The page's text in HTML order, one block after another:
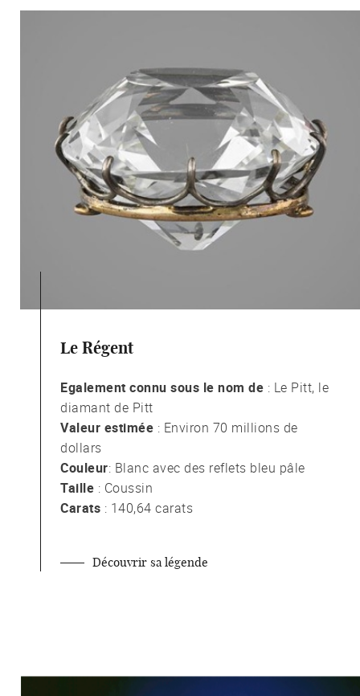
Le Régent
Egalement connu sous le nom de : Le Pitt, le
diamant de Pitt
Valeur estimée : Environ 70 millions de
dollars
Couleur: Blanc avec des reflets bleu pâle
Taille : Coussin
Carats : 140,64 carats
Découvrir sa légende